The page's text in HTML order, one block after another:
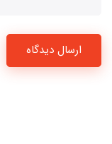
ارسال دیدگاه